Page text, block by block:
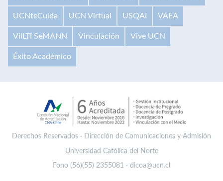
UCNteCuida UCN Virtual USQAI VAEA
VilLTI SeMANN Vinculación Vive UCN
Éxito Académico
Derechos Reservados · Dirección de Comunicaciones y Admisión
Universidad Católica del Norte
Fono (56)(55) 2355081 · dicoa@ucn.cl